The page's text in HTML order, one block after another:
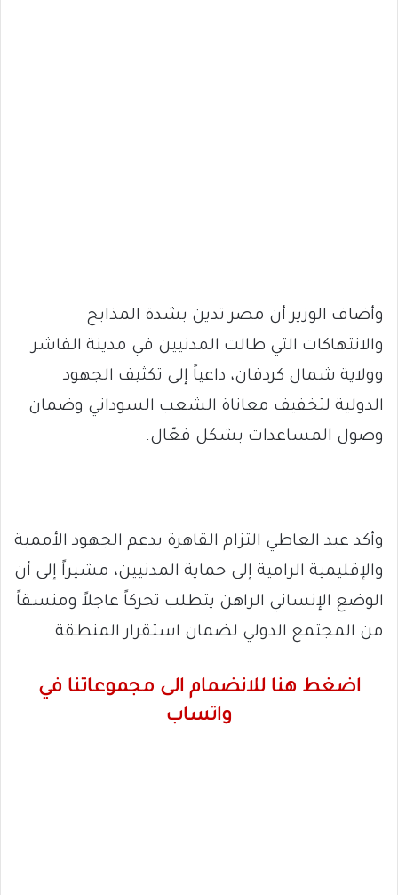
وأضاف الوزير أن مصر تدين بشدة المذابح
والانتهاكات التي طالت المدنيين في مدينة الفاشر
وولاية شمال كردفان، داعياً إلى تكثيف الجهود
الدولية لتخفيف معاناة الشعب السوداني وضمان
وصول المساعدات بشكل فعّال.
وأكد عبد العاطي التزام القاهرة بدعم الجهود الأممية
والإقليمية الرامية إلى حماية المدنيين، مشيراً إلى أن
الوضع الإنساني الراهن يتطلب تحركاً عاجلاً ومنسقاً
من المجتمع الدولي لضمان استقرار المنطقة.
اضغط هنا للانضمام الى مجموعاتنا في
واتساب